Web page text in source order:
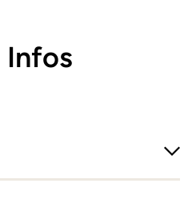
Infos
nicht statt